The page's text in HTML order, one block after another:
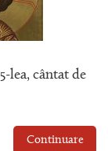
lea, cântat de
Continuare